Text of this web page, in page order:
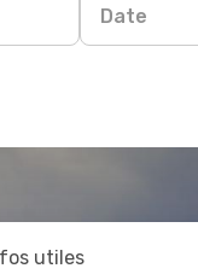
Date
utiles